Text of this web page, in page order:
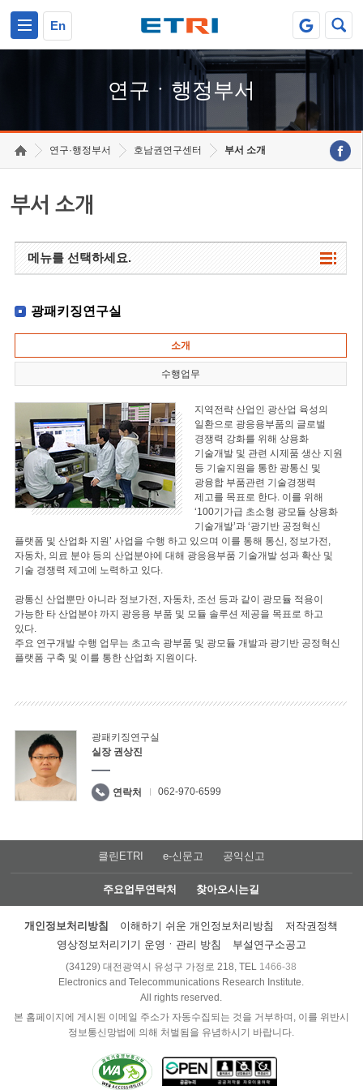
En
연구ㆍ행정부서
연구·행정부서 호남권연구센터 부서 소개
부서 소개
메뉴를 선택하세요.
광패키징연구실
소개
수행업무
지역전략 산업인 광산업 육성의
일환으로 광응용부품의 글로벌
경쟁력 강화를 위해 상용화
기술개발 및 관련 시제품 생산 지원
등 기술지원을 통한 광통신 및
광융합 부품관련 기술경쟁력
제고를 목표로 한다. 이를 위해
‘100기가급 초소형 광모듈 상용화
기술개발’과 ‘광기반 공정혁신
플랫폼 및 산업화 지원’ 사업을 수행 하고 있으며 이를 통해 통신, 정보가전,
자동차, 의료 분야 등의 산업분야에 대해 광응용부품 기술개발 성과 확산 및
기술 경쟁력 제고에 노력하고 있다.
광통신 산업뿐만 아니라 정보가전, 자동차, 조선 등과 같이 광모듈 적용이
가능한 타 산업분야 까지 광응용 부품 및 모듈 솔루션 제공을 목표로 하고
있다.
주요 연구개발 수행 업무는 초고속 광부품 및 광모듈 개발과 광기반 공정혁신
플랫폼 구축 및 이를 통한 산업화 지원이다.
광패키징연구실
실장 권상진
연락처 062-970-6599
클린ETRI e-신문고 공익신고
주요업무연락처 찾아오시는길
개인정보처리방침 이해하기 쉬운 개인정보처리방침
저작권정책
영상정보처리기기 운영ㆍ관리 방침
부설연구소공고
(34129) 대전광역시 유성구 가정로 218, TEL 1466-38
Electronics and Telecommunications Research Institute.
All rights reserved.
본 홈페이지에 게시된 이메일 주소가 자동수집되는 것을 거부하며, 이를 위반시
정보통신망법에 의해 처벌됨을 유념하시기 바랍니다.